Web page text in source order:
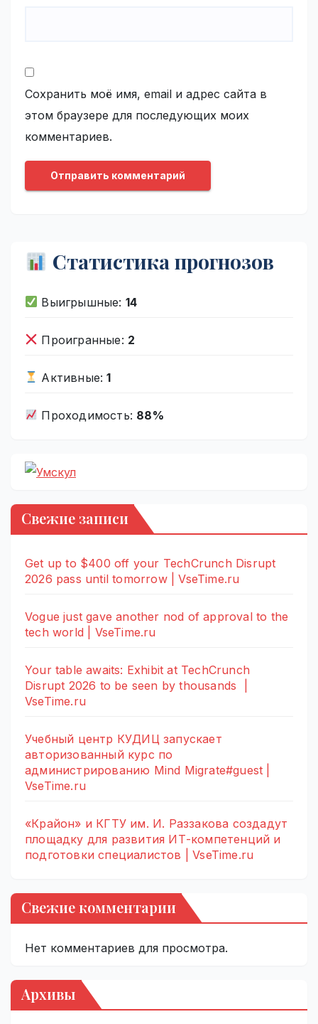
Сохранить моё имя, email и адрес сайта в
этом браузере для последующих моих
комментариев.
Статистика прогнозов
Выигрышные: 14
Проигранные: 2
Активные:1
Проходимость: 88%
Свежие записи
Get up to $400 off your TechCrunch Disrupt
2026 pass until tomorrow | VseTime.ru
Vogue just gave another nod of approval to the
tech world | VseTime.ru
Your table awaits: Exhibit at TechCrunch
Disrupt 2026 to be seen by thousands |
VseTime.ru
Учебный центр КУДИЦ запускает
авторизованный курс по
администрированию Mind Migrate#guest |
VseTime.ru
«Крайон» и КГТУ им. И. Раззакова создадут
площадку для развития ИТ-компетенций и
подготовки специалистов | VseTime.ru
Свежие комментарии
Нет комментариев для просмотра.
Архивы